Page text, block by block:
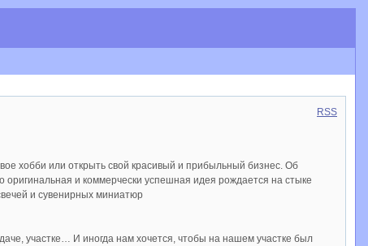
RSS
хобби или открыть свой красивый и прибыльный бизнес. Об
оригинальная и коммерчески успешная идея рождается на стыке
и сувенирных миниатюр
участке… И иногда нам хочется, чтобы на нашем участке был